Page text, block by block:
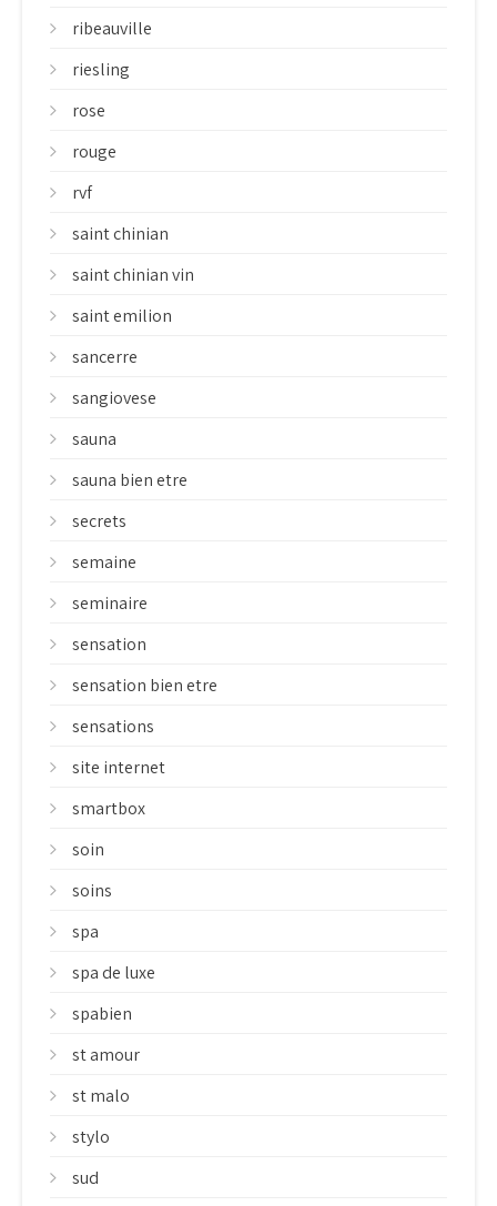
ribeauville
riesling
rose
rouge
rvf
saint chinian
saint chinian vin
saint emilion
sancerre
sangiovese
sauna
sauna bien etre
secrets
semaine
seminaire
sensation
sensation bien etre
sensations
site internet
smartbox
soin
soins
spa
spa de luxe
spabien
st amour
st malo
stylo
sud